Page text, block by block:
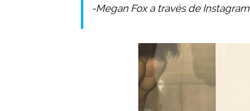
-Megan Fox a través de Instagram